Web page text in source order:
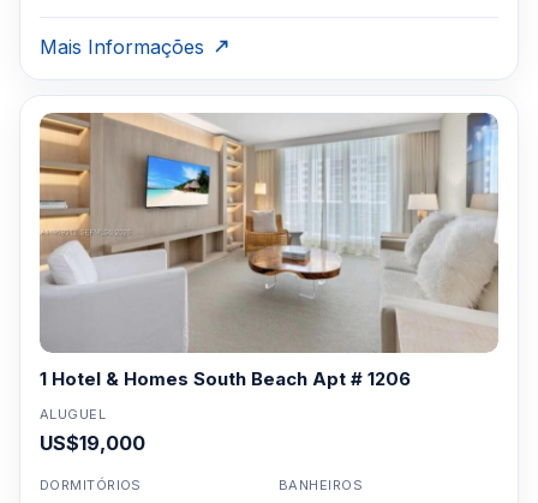
Mais Informações
1 Hotel & Homes South Beach Apt # 1206
ALUGUEL
US$19,000
DORMITÓRIOS BANHEIROS